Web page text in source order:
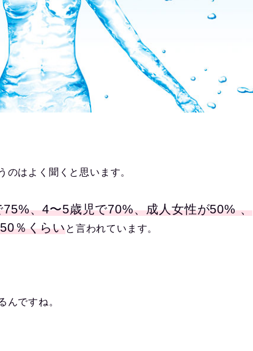
のはよく聞くと思います。
、4〜5歳児で70%、成人女性が50% 、
％くらいと言われています。
んですね。